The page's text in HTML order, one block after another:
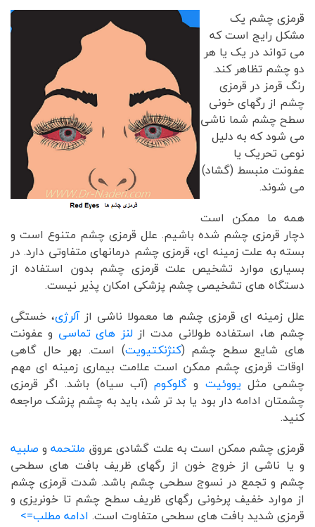
قرمزی چشم یک
مشکل رایج است که
می تواند در یک یا هر
دو چشم تظاهر کند.
رنگ قرمز در قرمزی
چشم از رگهای خونی
سطح چشم شما ناشی
می شود که به دلیل
نوعی تحریک یا
عفونت منبسط (گشاد)
می شوند.
همه ما ممکن است
دچار قرمزی چشم شده باشیم. علل قرمزی چشم متنوع است و
بسته به علت زمینه ای، قرمزی چشم درمانهای متفاوتی دارد. در
بسیاری موارد تشخیص علت قرمزی چشم بدون استفاده از
دستگاه های تشخیصی چشم پزشکی امکان پذیر نیست.
علل زمینه ای قرمزی چشم ها معمولا ناشی از آلرژی، خستگی
چشم ها، استفاده طولانی مدت ازلنز های تماسی و عفونت
های شایع سطح چشم (کنژنکتیویت) است. بهر حال گاهی
اوقات قرمزی چشم ممکن است علامت بیماری زمینه ای مهم
چشمی مثل یووئیت وگلوکوم(آب سیاه) باشد. اگر قرمزی
چشمتان ادامه دار بود یا بد تر شد، باید به چشم پزشک مراجعه
کنید.
قرمزی چشم ممکن است به علت گشادی عروق ملتحمهو صلبیه
و یا ناشی از خروج خون از رگهای ظریف بافت های سطحی
چشم و تجمع در نسوج سطحی چشم باشد. شدت قرمزی چشم
از موارد خفیف پرخونی رگهای ظریف سطح چشم تا خونریزی و
قرمزی شدید بافت های سطحی متفاوت است. ادامه مطلب=>